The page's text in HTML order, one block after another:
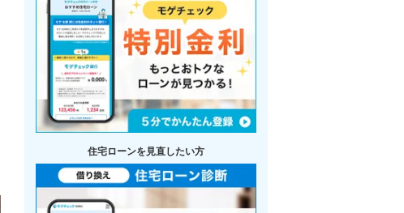
住宅ローンを見直したい方